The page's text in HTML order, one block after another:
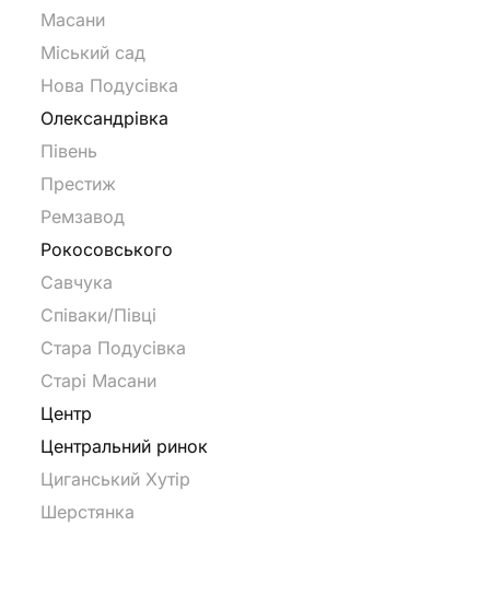
Масани
Міський сад
Нова Подусівка
Олександрівка
Півень
Престиж
Ремзавод
Рокосовського
Савчука
Співаки/Півці
Стара Подусівка
Старі Масани
Центр
Центральний ринок
Циганський Хутір
Шерстянка